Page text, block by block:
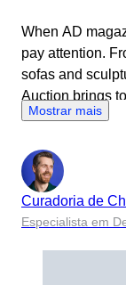
When AD
pay attention.
sofas and
Auction brings
history.
movement –
Mostrar mais
Curadoria de
Especialista em